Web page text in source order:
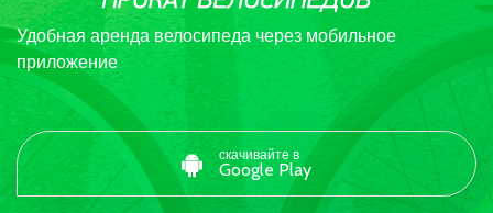
Удобная аренда велосипеда через мобильное
приложение
скачивайте в
Google Play